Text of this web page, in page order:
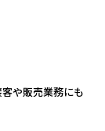
や販売業務にも